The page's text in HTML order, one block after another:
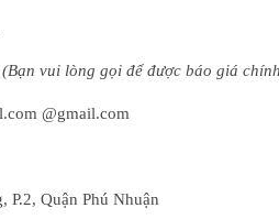
(Bạn vui lòng gọi để được báo giá
@gmail.com
P.2, Quận Phú Nhuận